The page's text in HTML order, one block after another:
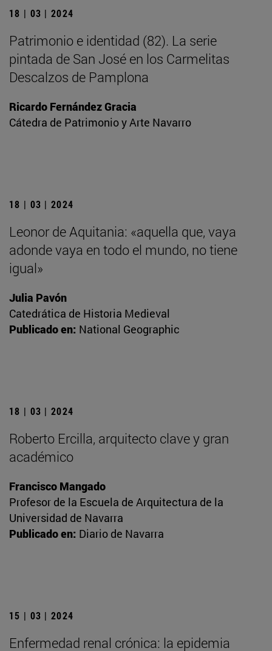
18 | 03 | 2024
Patrimonio e identidad (82). La serie
pintada de San José en los Carmelitas
Descalzos de Pamplona
Ricardo Fernández Gracia
Cátedra de Patrimonio y Arte Navarro
18 | 03 | 2024
Leonor de Aquitania: «aquella que, vaya
adonde vaya en todo el mundo, no tiene
igual»
Julia Pavón
Catedrática de Historia Medieval
Publicado en: National Geographic
18 | 03 | 2024
Roberto Ercilla, arquitecto clave y gran
académico
Francisco Mangado
Profesor de la Escuela de Arquitectura de la
Universidad de Navarra
Publicado en: Diario de Navarra
15 | 03 | 2024
Enfermedad renal crónica: la epidemia